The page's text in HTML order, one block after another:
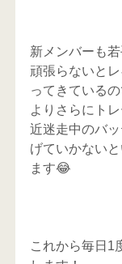
新メンバーも
頑張らないと
ってきている
よりさらにト
近迷走中のバ
げていかない
ます😂
これから毎日1